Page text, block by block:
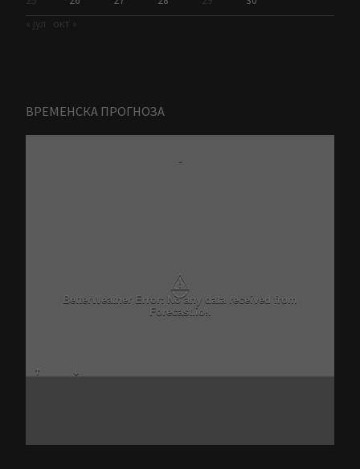
« јул
окт »
ВРЕМЕНСКА ПРОГНОЗА
-
⚠
BetterWeather Error: No any data received from
Forecast.io!.